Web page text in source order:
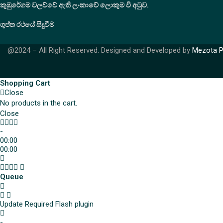
කුඹුරේගම වලව්වේ ඇති ලංකාවේ ලොකුම වී අටුව.
ගුප්ත රථයේ සිදුවීම
@2024 – All Right Reserved. Designed and Developed by Mezota
Shopping Cart
Close
No products in the cart.
Close
-
00:00
00:00
Queue
Update Required Flash plugin